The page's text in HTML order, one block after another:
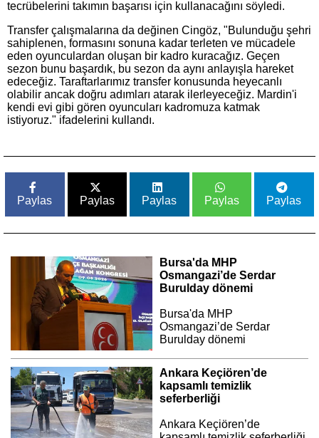
tecrübelerini takımın başarısı için kullanacağını söyledi.
Transfer çalışmalarına da değinen Cingöz, "Bulunduğu şehri
sahiplenen, formasını sonuna kadar terleten ve mücadele
eden oyunculardan oluşan bir kadro kuracağız. Geçen
sezon bunu başardık, bu sezon da aynı anlayışla hareket
edeceğiz. Taraftarlarımız transfer konusunda heyecanlı
olabilir ancak doğru adımları atarak ilerleyeceğiz. Mardin'i
kendi evi gibi gören oyuncuları kadromuza katmak
istiyoruz." ifadelerini kullandı.
Paylas Paylas Paylas Paylas Paylas
Bursa'da MHP
Osmangazi’de Serdar
Burulday dönemi
Bursa'da MHP
Osmangazi’de Serdar
Burulday dönemi
Ankara Keçiören’de
kapsamlı temizlik
seferberliği
Ankara Keçiören’de